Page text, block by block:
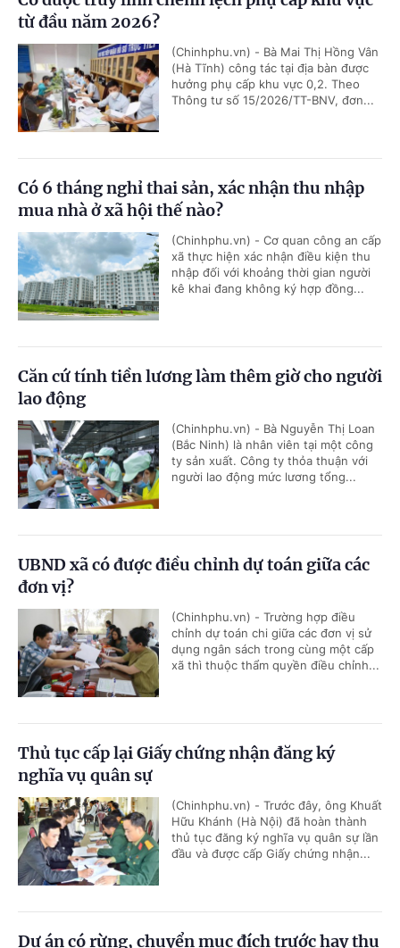
từ đầu năm 2026?
(Chinhphu.vn) - Bà Mai Thị Hồng Vân
(Hà Tĩnh) công tác tại địa bàn được
hưởng phụ cấp khu vực 0,2. Theo
Thông tư số 15/2026/TT-BNV, đơn...
Có 6 tháng nghỉ thai sản, xác nhận thu nhập
mua nhà ở xã hội thế nào?
(Chinhphu.vn) - Cơ quan công an cấp
xã thực hiện xác nhận điều kiện thu
nhập đối với khoảng thời gian người
kê khai đang không ký hợp đồng...
Căn cứ tính tiền lương làm thêm giờ cho người
lao động
(Chinhphu.vn) - Bà Nguyễn Thị Loan
(Bắc Ninh) là nhân viên tại một công
ty sản xuất. Công ty thỏa thuận với
người lao động mức lương tổng...
UBND xã có được điều chỉnh dự toán giữa các
đơn vị?
(Chinhphu.vn) - Trường hợp điều
chỉnh dự toán chi giữa các đơn vị sử
dụng ngân sách trong cùng một cấp
xã thì thuộc thẩm quyền điều chỉnh...
Thủ tục cấp lại Giấy chứng nhận đăng ký
nghĩa vụ quân sự
(Chinhphu.vn) - Trước đây, ông Khuất
Hữu Khánh (Hà Nội) đã hoàn thành
thủ tục đăng ký nghĩa vụ quân sự lần
đầu và được cấp Giấy chứng nhận...
Dự án có rừng, chuyển mục đích trước hay thu